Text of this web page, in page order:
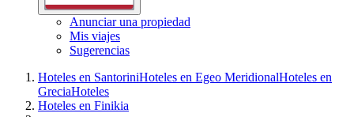
Anunciar una propiedad
Mis viajes
Sugerencias
Hoteles en SantoriniHoteles en Egeo MeridionalHoteles en
GreciaHoteles
Hoteles en Finikia